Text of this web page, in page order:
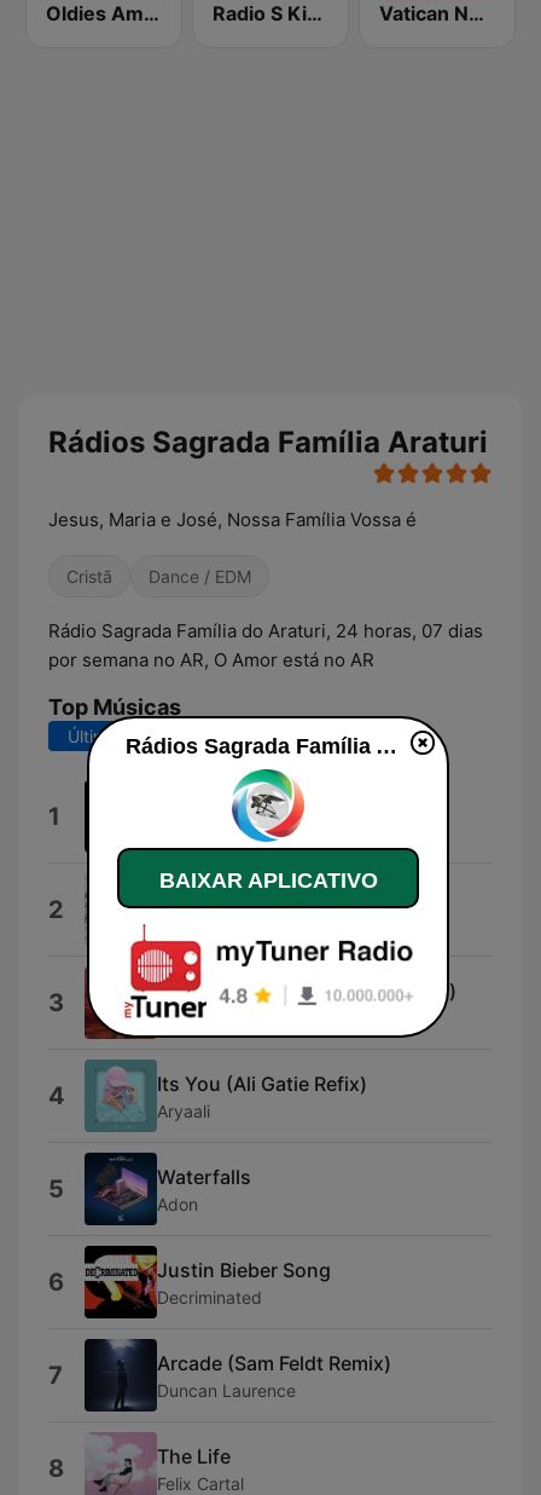
Oldies America Radio S Kids Vatican News - Español
Rádios Sagrada Família Araturi
Jesus, Maria e José, Nossa Família Vossa é
Cristã Dance / EDM
Rádio Sagrada Família do Araturi, 24 horas, 07 dias
por semana no AR, O Amor está no AR
Top Músicas
Últimos 7 dias Últimos 30 dias
1 Hristo Dankov
2
3 I Got A Feeling (feat. Georgia Ku)
Robin Schulz
4 Its You (Ali Gatie Refix)
Aryaali
5 Waterfalls
Adon
6 Justin Bieber Song
Decriminated
7 Arcade (Sam Feldt Remix)
Duncan Laurence
8 The Life
Felix Cartal
Rádios Sagrada Família Araturi ao vivo
BAIXAR APLICATIVO